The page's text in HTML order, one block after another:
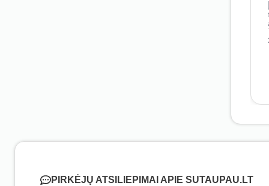
PIRKĖJŲ ATSILIEPIMAI APIE SUTAUPAU.LT